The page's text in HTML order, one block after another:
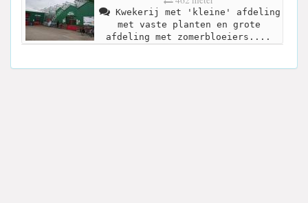
Kwekerij met 'kleine' afdeling
met vaste planten en grote
afdeling met zomerbloeiers....